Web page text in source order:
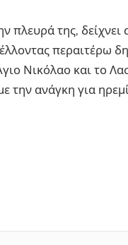
πλευρά της,
περαιτέρω
Νικόλαο και το
την ανάγκη για